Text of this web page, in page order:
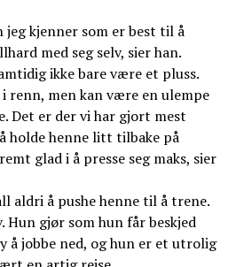
jeg kjenner som er best til å
med seg selv, sier han.
ikke bare være et pluss.
renn, men kan være en ulempe
Det er der vi har gjort mest
holde henne litt tilbake på
glad i å presse seg maks, sier
aldri å pushe henne til å trene.
Hun gjør som hun får beskjed
å jobbe ned, og hun er et utrolig